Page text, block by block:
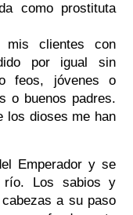
como prostituta
clientes con
por igual sin
feos, jóvenes o
o buenos padres.
los dioses me han
Emperador y se
río. Los sabios y
a su paso